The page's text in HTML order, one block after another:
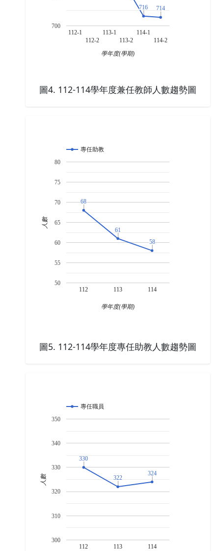
112-1
112-2
113-1
113-2
114-1
114-2
700
716
716 714
714
學年度(學期)
圖4. 112-114學年度兼任教師人數趨勢圖
專任助教
112 113 114
50
55
60
65
70
75
80
68
68
61
61
58
58
學年度(學期)
人數
圖5. 112-114學年度專任助教人數趨勢圖
專任職員
112 113 114
300
310
320
330
340
350
330
330
322
322
324
324
人數